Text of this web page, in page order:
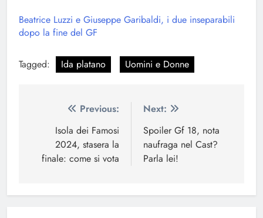
Beatrice Luzzi e Giuseppe Garibaldi, i due inseparabili
dopo la fine del GF
Tagged: Ida platano Uomini e Donne
Navigazione
articoli
Previous:
Isola dei Famosi
2024, stasera la
finale: come si vota
Next:
Spoiler Gf 18, nota
naufraga nel Cast?
Parla lei!